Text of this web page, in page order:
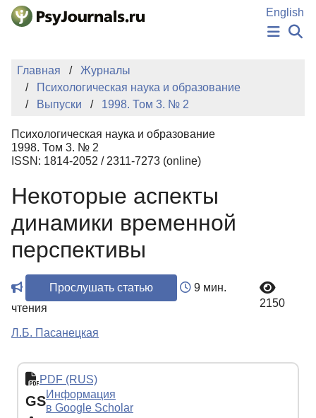
Перейти к основному содержанию
English
НОВОСТИ
ИЗДАНИЯ
АВТОРЫ
БАЗА ЗНАНИЙ
КЛЮЧЕВЫЕ СЛОВА
Регистрация
Главная
Журналы
Психологическая наука и образование
Выпуски
1998. Том 3. № 2
Психологическая наука и образование
1998. Том 3. № 2
ISSN: 1814-2052 / 2311-7273 (online)
Некоторые аспекты
динамики временной
перспективы
Прослушать статью
9 мин.
чтения
2150
Л.Б. Пасанецкая
PDF (RUS)
GSИнформация
в Google Scholar